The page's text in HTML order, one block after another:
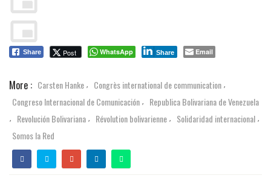
Share Post WhatsApp Share Email
More : Carsten Hanke , Congrès international de communication ,
Congreso Internacional de Comunicación , Republica Bolivariana de Venezuela
, Revolución Bolivariana , Révolution bolivarienne , Solidaridad internacional ,
Somos la Red